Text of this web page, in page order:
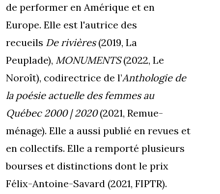
de performer en Amérique et en
Europe. Elle est l'autrice des
recueils De rivières(2019, La
Peuplade), MONUMENTS(2022, Le
Noroît), codirectrice de l’Anthologie de
la poésie actuelle des femmes au
Québec 2000 | 2020(2021, Remue-
ménage). Elle a aussi publié en revues et
en collectifs. Elle a remporté plusieurs
bourses et distinctions dont le prix
Félix-Antoine-Savard (2021, FIPTR).